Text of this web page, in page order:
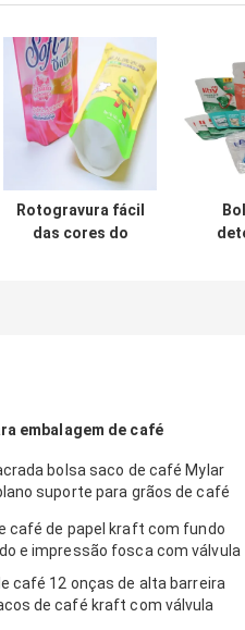
Rotogravura fácil
das cores do
embalagem de café
bolsa saco de café Mylar
suporte para grãos de café
café de papel kraft com fundo
e impressão fosca com válvula
café 12 onças de alta barreira
de café kraft com válvula